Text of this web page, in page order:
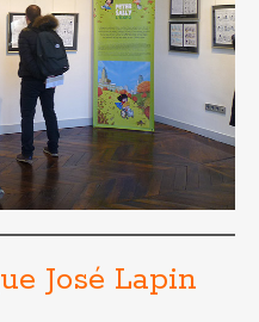
José Lapin